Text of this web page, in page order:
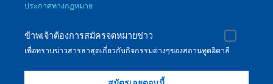
ประกาศทางกฏหมาย
ข้าพเจ้าต้องการสมัครจดหมายข่าว
เพื่อทราบข่าวสารล่าสุดเกี่ยวกับกิจกรรมต่างๆของสถานทูตอิตาลี